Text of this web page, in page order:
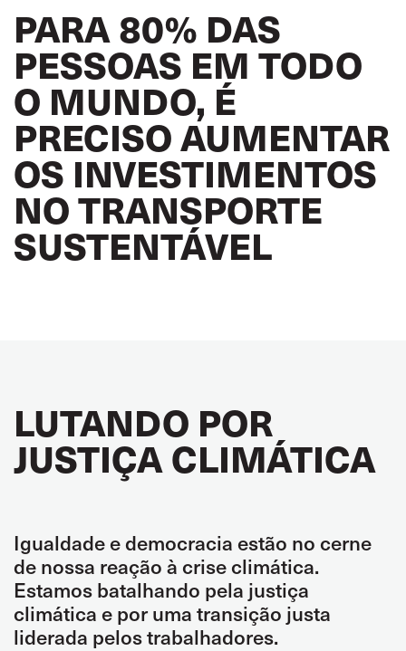
PARA 80% DAS
PESSOAS EM TODO
O MUNDO, É
PRECISO AUMENTAR
OS INVESTIMENTOS
NO TRANSPORTE
SUSTENTÁVEL
LUTANDO POR
JUSTIÇA CLIMÁTICA
Igualdade e democracia estão no cerne
de nossa reação à crise climática.
Estamos batalhando pela justiça
climática e por uma transição justa
liderada pelos trabalhadores.